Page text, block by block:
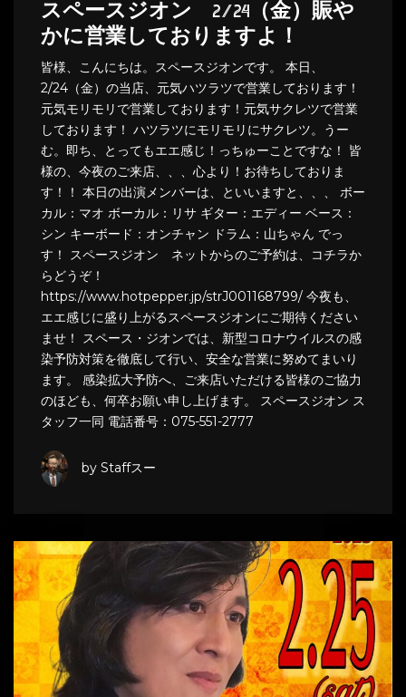
スペースジオン 2/24（金）賑や
かに営業しておりますよ！
皆様、こんにちは。スペースジオンです。 本日、
2/24（金）の当店、元気ハツラツで営業しております！
元気モリモリで営業しております！元気サクレツで営業
しております！ ハツラツにモリモリにサクレツ。うー
む。即ち、とってもエエ感じ！っちゅーことですな！ 皆
様の、今夜のご来店、、、心より！お待ちしておりま
す！！ 本日の出演メンバーは、といいますと、、、 ボー
カル：マオ ボーカル：リサ ギター：エディー ベース：
シン キーボード：オンチャン ドラム：山ちゃん でっ
す！ スペースジオン ネットからのご予約は、コチラか
らどうぞ！
https://www.hotpepper.jp/strJ001168799/ 今夜も、
エエ感じに盛り上がるスペースジオンにご期待ください
ませ！ スペース・ジオンでは、新型コロナウイルスの感
染予防対策を徹底して行い、安全な営業に努めてまいり
ます。 感染拡大予防へ、ご来店いただける皆様のご協力
のほども、何卒お願い申し上げます。 スペースジオン ス
タッフ一同 電話番号：075-551-2777
by Staffスー